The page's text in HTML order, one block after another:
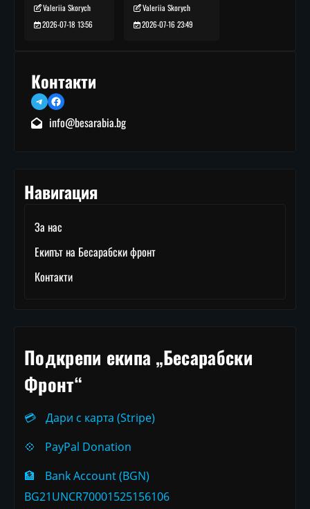
Valeriia Skorych
2026-07-18 13:56
Valeriia Skorych
2026-07-16 23:49
Контакти
TelegramFacebook
info@besarabia.bg
Навигация
За нас
Екипът на Бесарабски фронт
Контакти
Подкрепи екипа „Бесарабски
Фронт“
💳
Дари с карта (Stripe)
💠
PayPal Donation
🏦
Bank Account (BGN)
BG21UNCR70001525156106